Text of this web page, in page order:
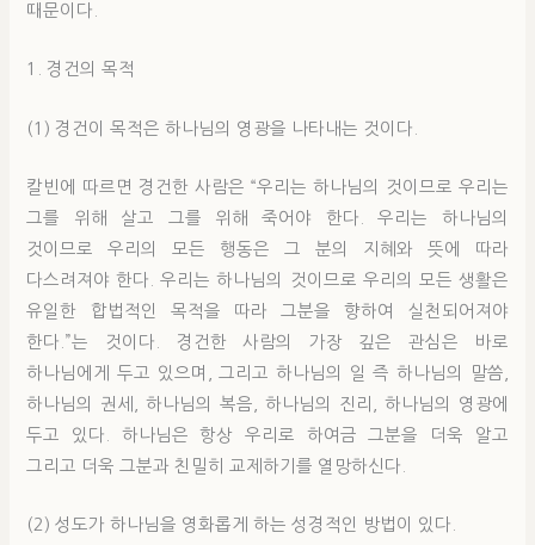
때문이다.
1. 경건의 목적
(1) 경건이 목적은 하나님의 영광을 나타내는 것이다.
칼빈에 따르면 경건한 사람은 “우리는 하나님의 것이므로 우리는
그를 위해 살고 그를 위해 죽어야 한다. 우리는 하나님의
것이므로 우리의 모든 행동은 그 분의 지혜와 뜻에 따라
다스려져야 한다. 우리는 하나님의 것이므로 우리의 모든 생활은
유일한 합법적인 목적을 따라 그분을 향하여 실천되어져야
한다.”는 것이다. 경건한 사람의 가장 깊은 관심은 바로
하나님에게 두고 있으며, 그리고 하나님의 일 즉 하나님의 말씀,
하나님의 권세, 하나님의 복음, 하나님의 진리, 하나님의 영광에
두고 있다. 하나님은 항상 우리로 하여금 그분을 더욱 알고
그리고 더욱 그분과 친밀히 교제하기를 열망하신다.
(2) 성도가 하나님을 영화롭게 하는 성경적인 방법이 있다.